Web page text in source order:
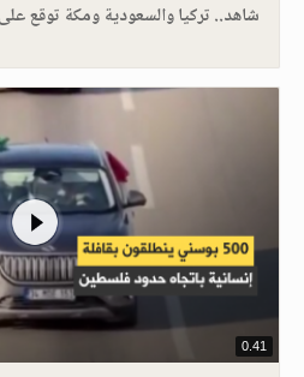
شاهد.. تركيا والسعودية ومكة توقع
0.41